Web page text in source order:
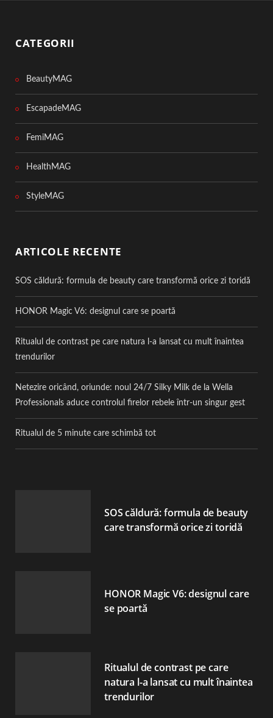
CATEGORII
BeautyMAG
EscapadeMAG
FemiMAG
HealthMAG
StyleMAG
ARTICOLE RECENTE
SOS căldură: formula de beauty care transformă orice zi toridă
HONOR Magic V6: designul care se poartă
Ritualul de contrast pe care natura l-a lansat cu mult înaintea
trendurilor
Netezire oricând, oriunde: noul 24/7 Silky Milk de la Wella
Professionals aduce controlul firelor rebele într-un singur gest
Ritualul de 5 minute care schimbă tot
SOS căldură: formula de beauty
care transformă orice zi toridă
HONOR Magic V6: designul care
se poartă
Ritualul de contrast pe care
natura l-a lansat cu mult înaintea
trendurilor